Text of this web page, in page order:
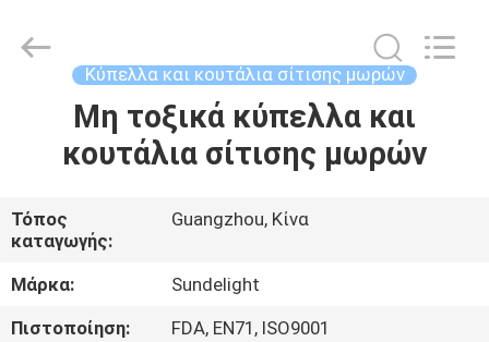
ΑΡΧΙΚΉ
ΣΕΛΊΔΑ
ΠΡΟΪΌΝΤΑ
ΒΊΝΤΕΟ
products
Κύπελλα και κουτάλια σίτισης μωρών
Μη τοξικά κύπελλα και
κουτάλια σίτισης μωρών
Τόπος
καταγωγής:
Guangzhou, Κίνα
Μάρκα:
Sundelight
Πιστοποίηση:
FDA, EN71, ISO9001